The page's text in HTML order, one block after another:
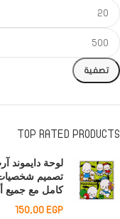
تصفية
TOP RATED PRODUCTS
تصميم
كامل مع جميع
150,00 EGP